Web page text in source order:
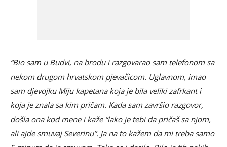
“Bio sam u Budvi, na brodu i razgovarao sam telefonom sa
nekom drugom hrvatskom pjevačicom. Uglavnom, imao
sam djevojku Miju kapetana koja je bila veliki zafrkant i
koja je znala sa kim pričam. Kada sam završio razgovor,
došla ona kod mene i kaže “lako je tebi da pričaš sa njom,
ali ajde smuvaj Severinu”. Ja na to kažem da mi treba samo